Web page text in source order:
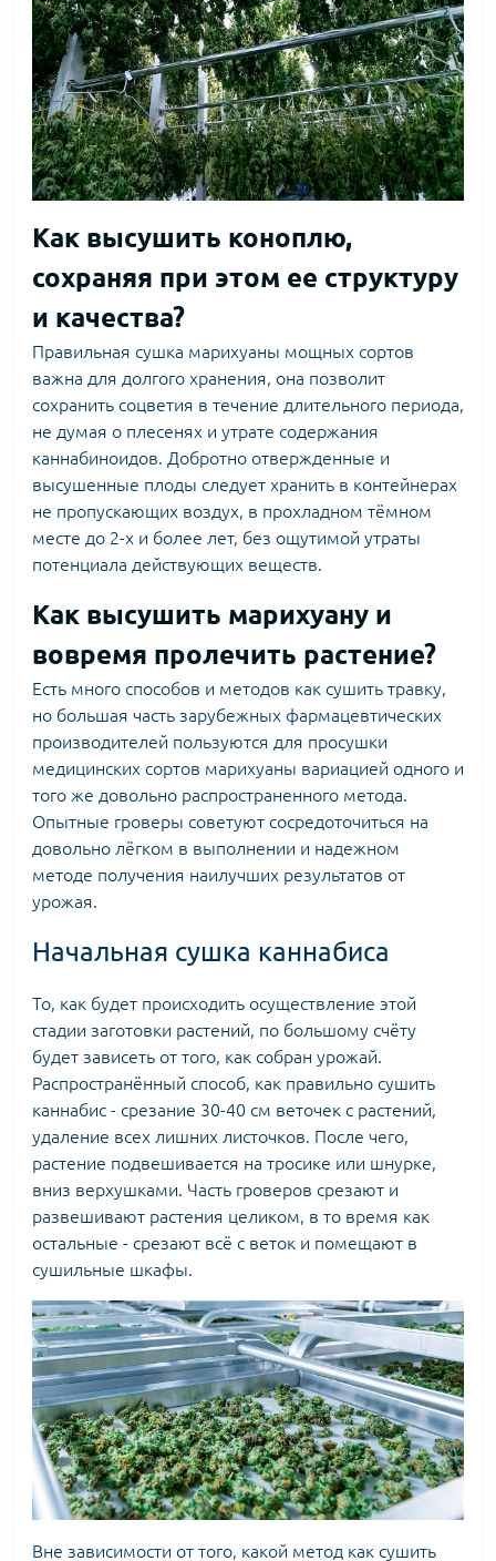
Как высушить коноплю,
сохраняя при этом ее структуру
и качества?
Правильная сушка марихуаны мощных сортов
важна для долгого хранения, она позволит
сохранить соцветия в течение длительного периода,
не думая о плесенях и утрате содержания
каннабиноидов. Добротно отвержденные и
высушенные плоды следует хранить в контейнерах
не пропускающих воздух, в прохладном тёмном
месте до 2-х и более лет, без ощутимой утраты
потенциала действующих веществ.
Как высушить марихуану и
вовремя пролечить растение?
Есть много способов и методов как сушить травку,
но большая часть зарубежных фармацевтических
производителей пользуются для просушки
медицинских сортов марихуаны вариацией одного и
того же довольно распространенного метода.
Опытные гроверы советуют сосредоточиться на
довольно лёгком в выполнении и надежном
методе получения наилучших результатов от
урожая.
Начальная сушка каннабиса
То, как будет происходить осуществление этой
стадии заготовки растений, по большому счёту
будет зависеть от того, как собран урожай.
Распространённый способ, как правильно сушить
каннабис - срезание 30-40 см веточек с растений,
удаление всех лишних листочков. После чего,
растение подвешивается на тросике или шнурке,
вниз верхушками. Часть гроверов срезают и
развешивают растения целиком, в то время как
остальные - срезают всё с веток и помещают в
сушильные шкафы.
Вне зависимости от того, какой метод как сушить